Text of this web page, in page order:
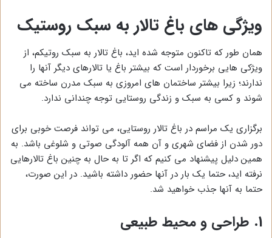
ویژگی های باغ تالار به سبک روستیک
همان طور که تاکنون متوجه شده اید، باغ تالار به سبک روتیکم، از
ویژکی هایی برخوردار است که بیشتر باغ یا تالارهای دیگر آنها را
ندارند؛ زیرا بیشتر ساختمان های امروزی به سبک مدرن ساخته می
شوند و کسی به سبک و زندگی روستایی توجه چندانی ندارد.
برگزاری یک مراسم در باغ تالار روستایی، می تواند فرصت خوبی برای
دور شدن از فضای شهری و آن همه آلودگی صوتی و شلوغی باشد. به
همین دلیل پیشنهاد می کنیم که اگر تا به حال به چنین باغ تالارهایی
نرفته اید، حتما یک بار در آنها حضور داشته باشید. در این صورت،
حتما به آنها جذب خواهید شد.
1. طراحی و محیط طبیعی